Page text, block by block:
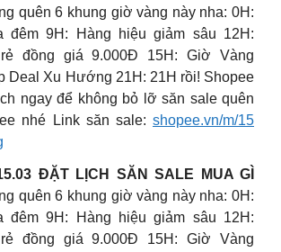
quên 6 khung giờ vàng này nha: 0H:
đêm 9H: Hàng hiệu giảm sâu 12H:
đồng giá 9.000Đ 15H: Giờ Vàng
Deal Xu Hướng 21H: 21H rồi! Shopee
ngay để không bỏ lỡ săn sale quên
nhé Link săn sale: shopee.vn/m/15
ĐẶT LỊCH SĂN SALE MUA GÌ
quên 6 khung giờ vàng này nha: 0H:
đêm 9H: Hàng hiệu giảm sâu 12H:
đồng giá 9.000Đ 15H: Giờ Vàng